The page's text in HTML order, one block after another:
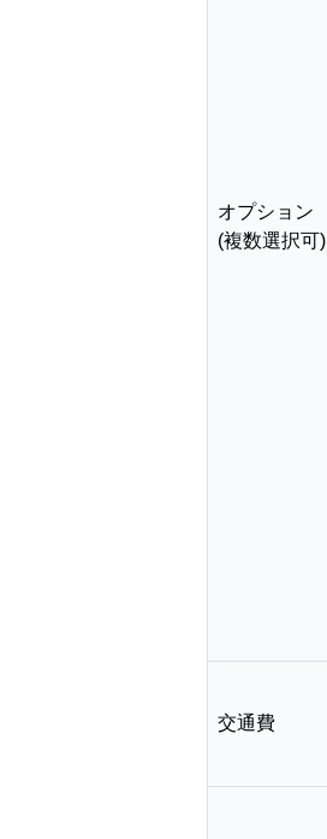
オプション
(複数選択可)
交通費